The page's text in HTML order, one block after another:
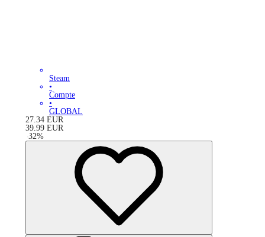
Steam
•
Compte
•
GLOBAL
27.34 EUR
39.99 EUR
-32%